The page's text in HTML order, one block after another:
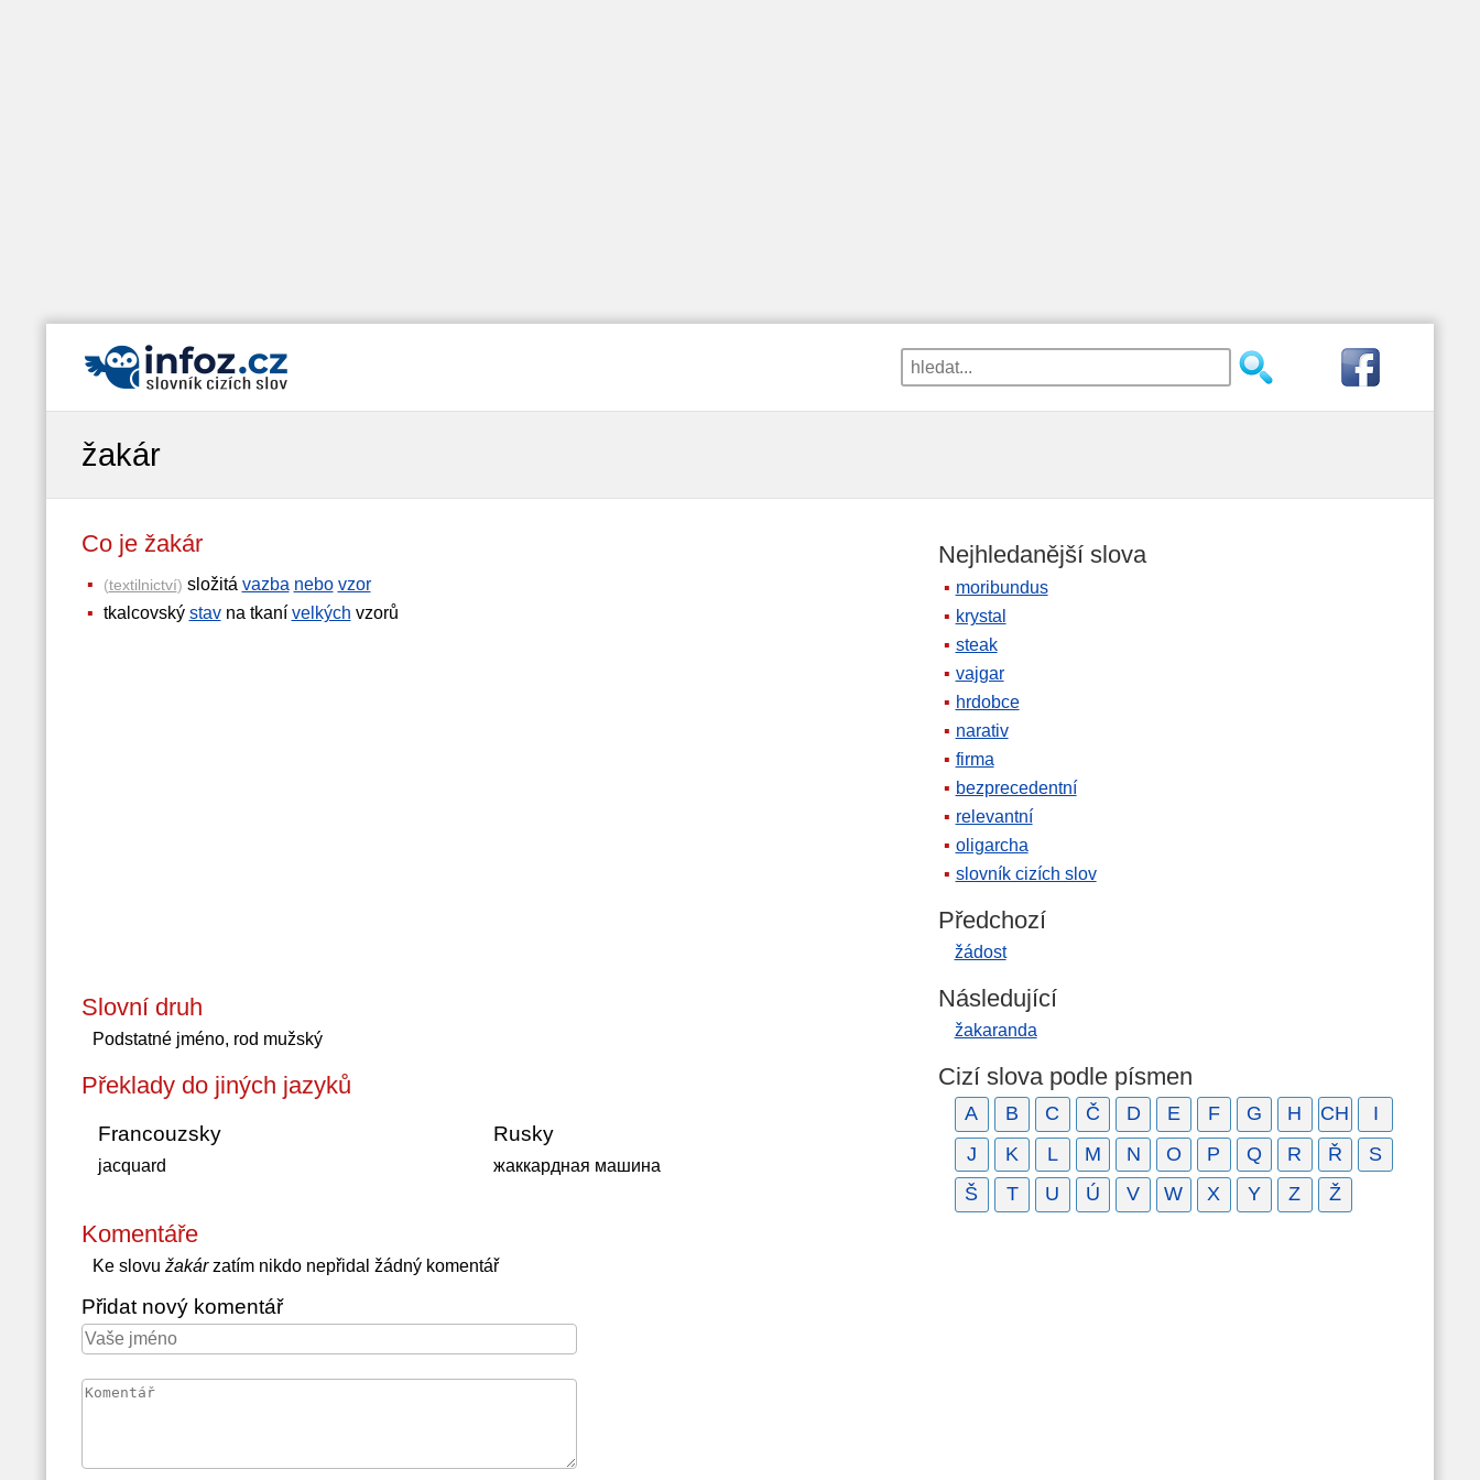
žakár
Co je žakár
(textilnictví) složitá vazba nebo vzor
tkalcovský stavna tkaní velkých vzorů
Slovní druh
Podstatné jméno, rod mužský
Překlady do jiných jazyků
Francouzsky
jacquard
Rusky
жаккардная машина
Komentáře
Ke slovu žakárzatím nikdo nepřidal žádný komentář
Přidat nový komentář
Nejhledanější slova
moribundus
krystal
steak
vajgar
hrdobce
narativ
firma
bezprecedentní
relevantní
oligarcha
slovník cizích slov
Předchozí
žádost
Následující
žakaranda
Cizí slova podle písmen
A B C Č D E F G H CH
I
J
K L M N O P Q R Ř
S
Š
T U Ú V W X Y Z Ž